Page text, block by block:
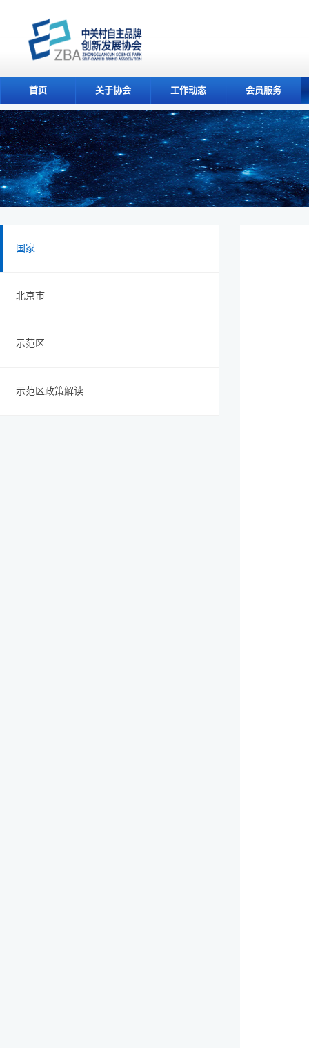
首页 关于协会 工作动态 会员服务
国家
北京市
示范区
示范区政策解读